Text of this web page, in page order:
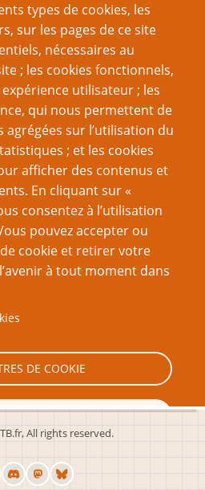
types de cookies, les
sur les pages de ce site
nécessaires au
; les cookies fonctionnels,
utilisateur ; les
qui nous permettent de
agrégées sur l’utilisation du
; et les cookies
afficher des contenus et
En cliquant sur «
consentez à l’utilisation
pouvez accepter ou
cookie et retirer votre
à tout moment dans
DE COOKIE
REFUSER
ACCEPTER
passe
créateur et d’éditeur
All rights reserved.